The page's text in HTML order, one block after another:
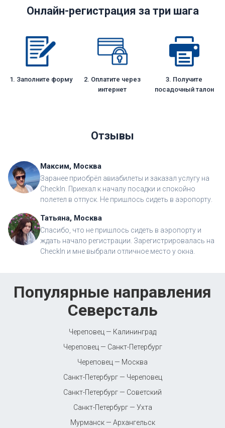
Онлайн-регистрация за три шага
1. Заполните форму
2. Оплатите через
интернет
3. Получите
посадочный талон
Отзывы
Максим, Москва
Заранее приобрёл авиабилеты и заказал услугу на
CheckIn. Приехал к началу посадки и спокойно
полетел в отпуск. Не пришлось сидеть в аэропорту.
Татьяна, Москва
Спасибо, что не пришлось сидеть в аэропорту и
ждать начало регистрации. Зарегистрировалась на
CheckIn и мне выбрали отличное место у окна.
Популярные направления
Северсталь
Череповец — Калининград
Череповец — Санкт-Петербург
Череповец — Москва
Санкт-Петербург — Череповец
Санкт-Петербург — Советский
Санкт-Петербург — Ухта
Мурманск — Архангельск